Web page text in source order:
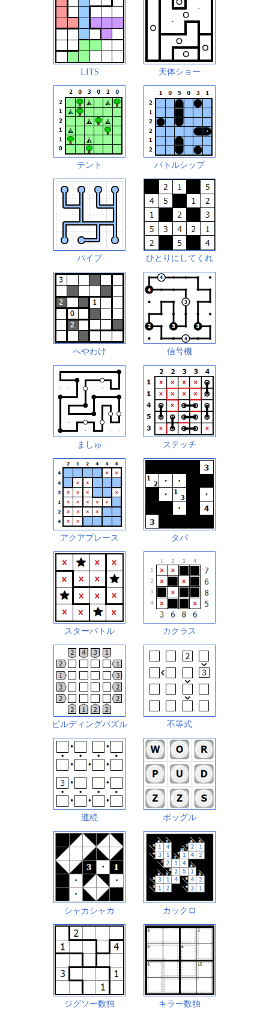
LITS 天体ショー
テント バトルシップ
パイプ ひとりにしてくれ
へやわけ 信号機
ましゅ ステッチ
アクアプレース タパ
スターバトル カクラス
ビルディングパズル 不等式
連続 ボッグル
シャカシャカ カックロ
ジグソー数独 キラー数独